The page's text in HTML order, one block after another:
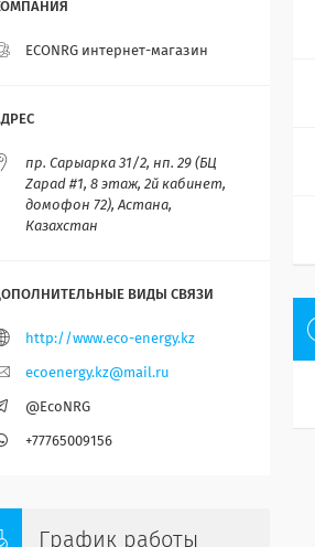
ECONRG интернет-магазин
пр. Сарыарка 31/2, нп. 29 (БЦ
Zapad #1, 8 этаж, 2й кабинет,
домофон 72), Астана,
Казахстан
http://www.eco-energy.kz
ecoenergy.kz@mail.ru
@EcoNRG
+77765009156
График работы